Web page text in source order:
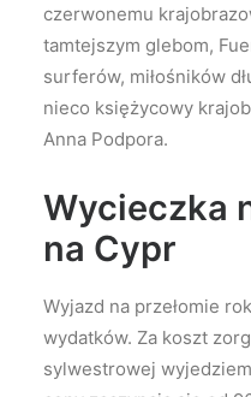
czerwonemu
tamtejszym glebom,
surferów, miłośników
nieco księżycowy
Anna Podpora.
Wycieczka
na Cypr
Wyjazd na przełomie
wydatków. Za koszt
sylwestrowej